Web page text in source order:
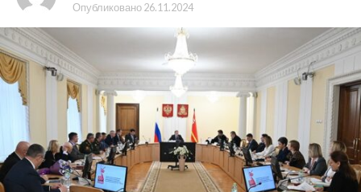
Опубликовано 26.11.2024